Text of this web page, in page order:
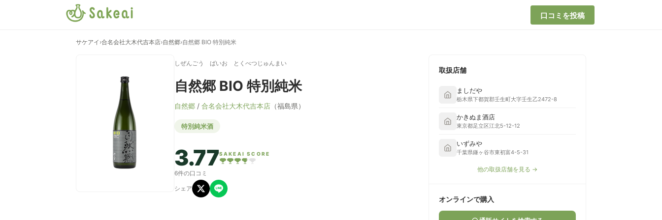
口コミを投稿
サケアイ ›合名会社大木代吉本店›自然郷›自然郷 BIO 特別純米
しぜんごう ばいお とくべつじゅんまい
自然郷 BIO 特別純米
自然郷 / 合名会社大木代吉本店 （福島県）
特別純米酒
3.77SAKEAI SCORE
6件の口コミ
シェア
取扱店舗
ましだや
栃木県下都賀郡壬生町大字壬生乙2472-8
かきぬま酒店
東京都足立区江北5-12-12
いずみや
千葉県鎌ヶ谷市東初富4-5-31
他の取扱店舗を見る →
オンラインで購入